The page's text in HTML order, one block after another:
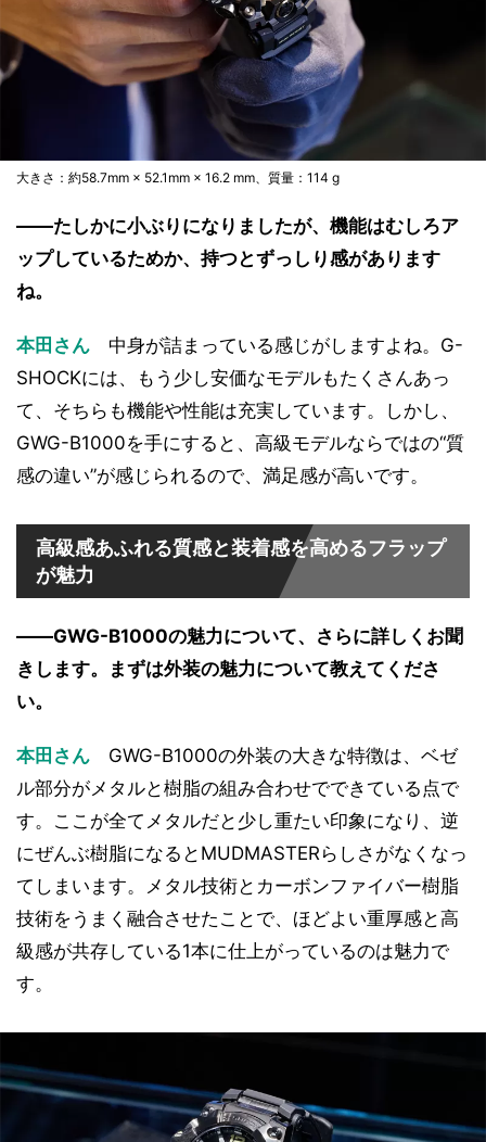
大きさ：約58.7mm × 52.1mm × 16.2 mm、質量：114 g
――たしかに小ぶりになりましたが、機能はむしろア
ップしているためか、持つとずっしり感があります
ね。
本田さん 中身が詰まっている感じがしますよね。G-
SHOCKには、もう少し安価なモデルもたくさんあっ
て、そちらも機能や性能は充実しています。しかし、
GWG-B1000を手にすると、高級モデルならではの“質
感の違い”が感じられるので、満足感が高いです。
高級感あふれる質感と装着感を高めるフラップ
が魅力
――GWG-B1000の魅力について、さらに詳しくお聞
きします。まずは外装の魅力について教えてくださ
い。
本田さん GWG-B1000の外装の大きな特徴は、ベゼ
ル部分がメタルと樹脂の組み合わせでできている点で
す。ここが全てメタルだと少し重たい印象になり、逆
にぜんぶ樹脂になるとMUDMASTERらしさがなくなっ
てしまいます。メタル技術とカーボンファイバー樹脂
技術をうまく融合させたことで、ほどよい重厚感と高
級感が共存している1本に仕上がっているのは魅力で
す。